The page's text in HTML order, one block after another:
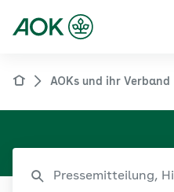
AOKs und ihr Verband